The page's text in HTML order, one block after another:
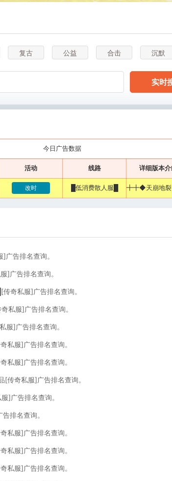
复古 公益 合击 沉默
实时
今日广告数据
活动 线路 详细版本
改时 █低消费散人服█
告排名查询。
]广告排名查询。
奇私服]广告排名查询。
私服]广告排名查询。
]广告排名查询。
私服]广告排名查询。
服]广告排名查询。
传奇私服]广告排名查询。
]广告排名查询。
排名查询。
私服]广告排名查询。
服]广告排名查询。
私服]广告排名查询。